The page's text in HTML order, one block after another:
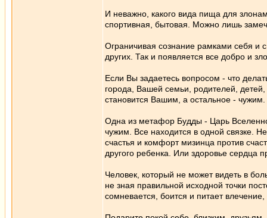
И неважно, какого вида пища для
спортивная, бытовая. Можно лишь
Ограничивая сознание рамками себя
других. Так и появляется все добро и
Если Вы задаетесь вопросом - что
города, Вашей семьи, родителей,
становится Вашим, а остальное - чужим.
Одна из метафор Будды - Царь
чужим. Все находится в одной связке.
счастья и комфорт мизинца против
другого ребенка. Или здоровье сердца
Человек, который не может видеть в
не зная правильной исходной точки
сомневается, боится и питает